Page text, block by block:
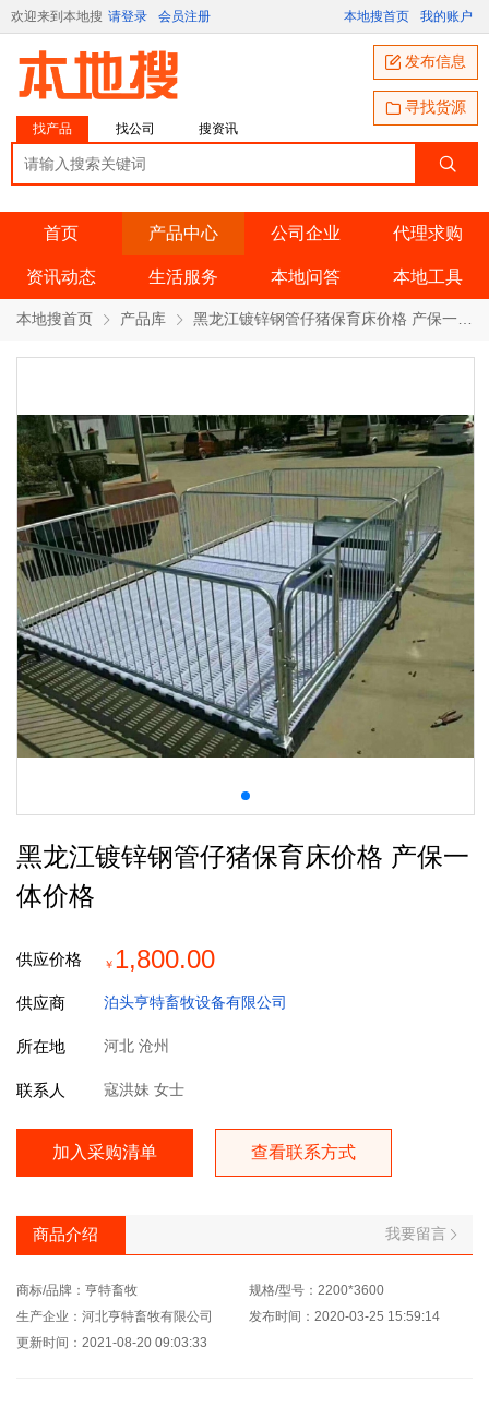
欢迎来到本地搜 请登录 会员注册 本地搜首页 我的账户
找产品 找公司 搜资讯
发布信息
寻找货源
首页 产品中心 公司企业 代理求购
资讯动态 生活服务 本地问答 本地工具
本地搜首页 产品库
黑龙江镀锌钢管仔猪保育床价格 产保一
体价格
供应价格 ￥ 1,800.00
供应商 泊头亨特畜牧设备有限公司
所在地 河北 沧州
联系人 寇洪妹 女士
加入采购清单 查看联系方式
商品介绍 我要留言
商标/品牌：亨特畜牧
规格/型号：2200*3600
生产企业：河北亨特畜牧有限公司
发布时间：2020-03-25 15:59:14
更新时间：2021-08-20 09:03:33